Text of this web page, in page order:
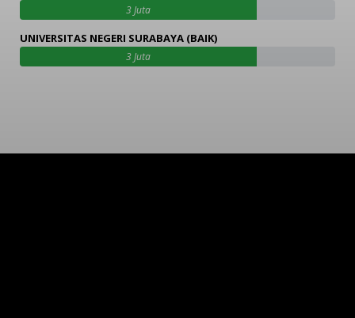
3 Juta
UNIVERSITAS NEGERI SURABAYA (BAIK)
3 Juta